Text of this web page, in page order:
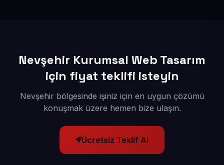
Nevşehir Kurumsal Web Tasarım
için fiyat teklifi isteyin
Nevşehir bölgesinde işiniz için en uygun çözümü
konuşmak üzere hemen bize ulaşın.
Ücretsiz Teklif Al